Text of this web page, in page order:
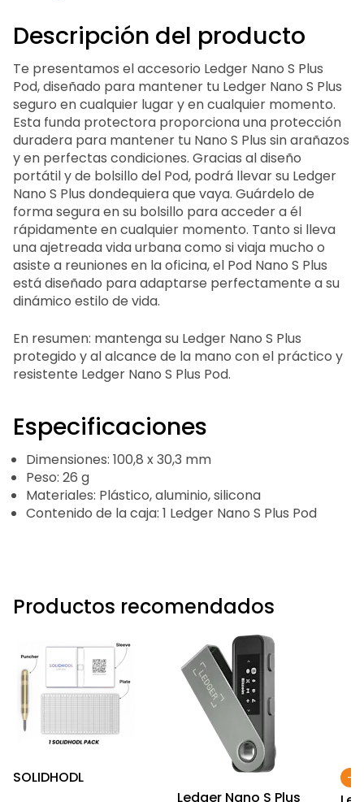
Descripción del producto
Te presentamos el accesorio Ledger Nano S Plus
Pod, diseñado para mantener tu Ledger Nano S Plus
seguro en cualquier lugar y en cualquier momento.
Esta funda protectora proporciona una protección
duradera para mantener tu Nano S Plus sin arañazos
y en perfectas condiciones. Gracias al diseño
portátil y de bolsillo del Pod, podrá llevar su Ledger
Nano S Plus dondequiera que vaya. Guárdelo de
forma segura en su bolsillo para acceder a él
rápidamente en cualquier momento. Tanto si lleva
una ajetreada vida urbana como si viaja mucho o
asiste a reuniones en la oficina, el Pod Nano S Plus
está diseñado para adaptarse perfectamente a su
dinámico estilo de vida.
En resumen: mantenga su Ledger Nano S Plus
protegido y al alcance de la mano con el práctico y
resistente Ledger Nano S Plus Pod.
Especificaciones
Dimensiones: 100,8 x 30,3 mm
Peso: 26 g
Materiales: Plástico, aluminio, silicona
Contenido de la caja: 1 Ledger Nano S Plus Pod
Productos recomendados
SOLIDHODL
Ledger Nano S Plus
-